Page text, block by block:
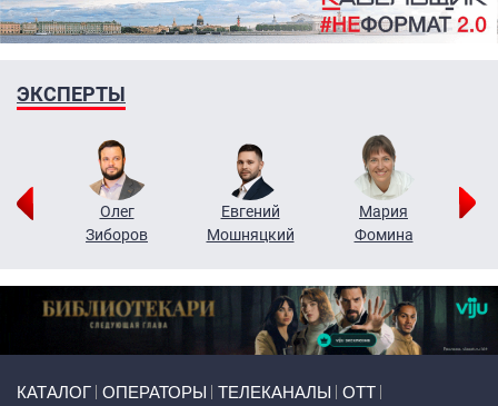
ЭКСПЕРТЫ
Олег
Зиборов
Евгений
Мошняцкий
Мария
Фомина
КАТАЛОГ ОПЕРАТОРЫ ТЕЛЕКАНАЛЫ ОТТ